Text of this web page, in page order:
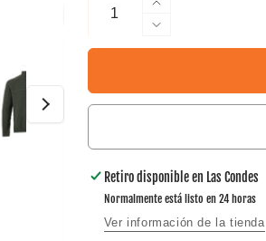
Aumentar
cantidad
para
Tilki
Reducir
cantidad
Micropolar
Fox
Temel
Retiro disponible en Las Condes
Normalmente está listo en 24 horas
Ver información de la tienda